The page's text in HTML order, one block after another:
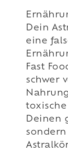
Dein
eine
Fast
schwer
Deinen